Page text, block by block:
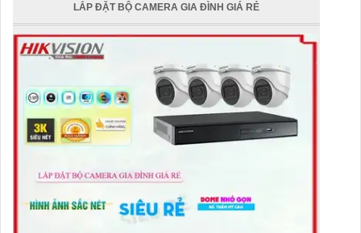
LẮP ĐẶT BỘ CAMERA GIA ĐÌNH GIÁ RẺ